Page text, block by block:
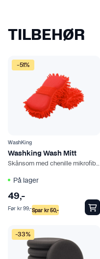
TILBEHØR
-51%
WashKing
Washking Wash Mitt
Skånsom med chenille mikrofiber
På lager
49,-
Spar kr50,-
Før kr99,-
-33%
D